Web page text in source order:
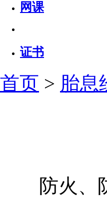
网课
证书
首页 > 胎息
防火、防